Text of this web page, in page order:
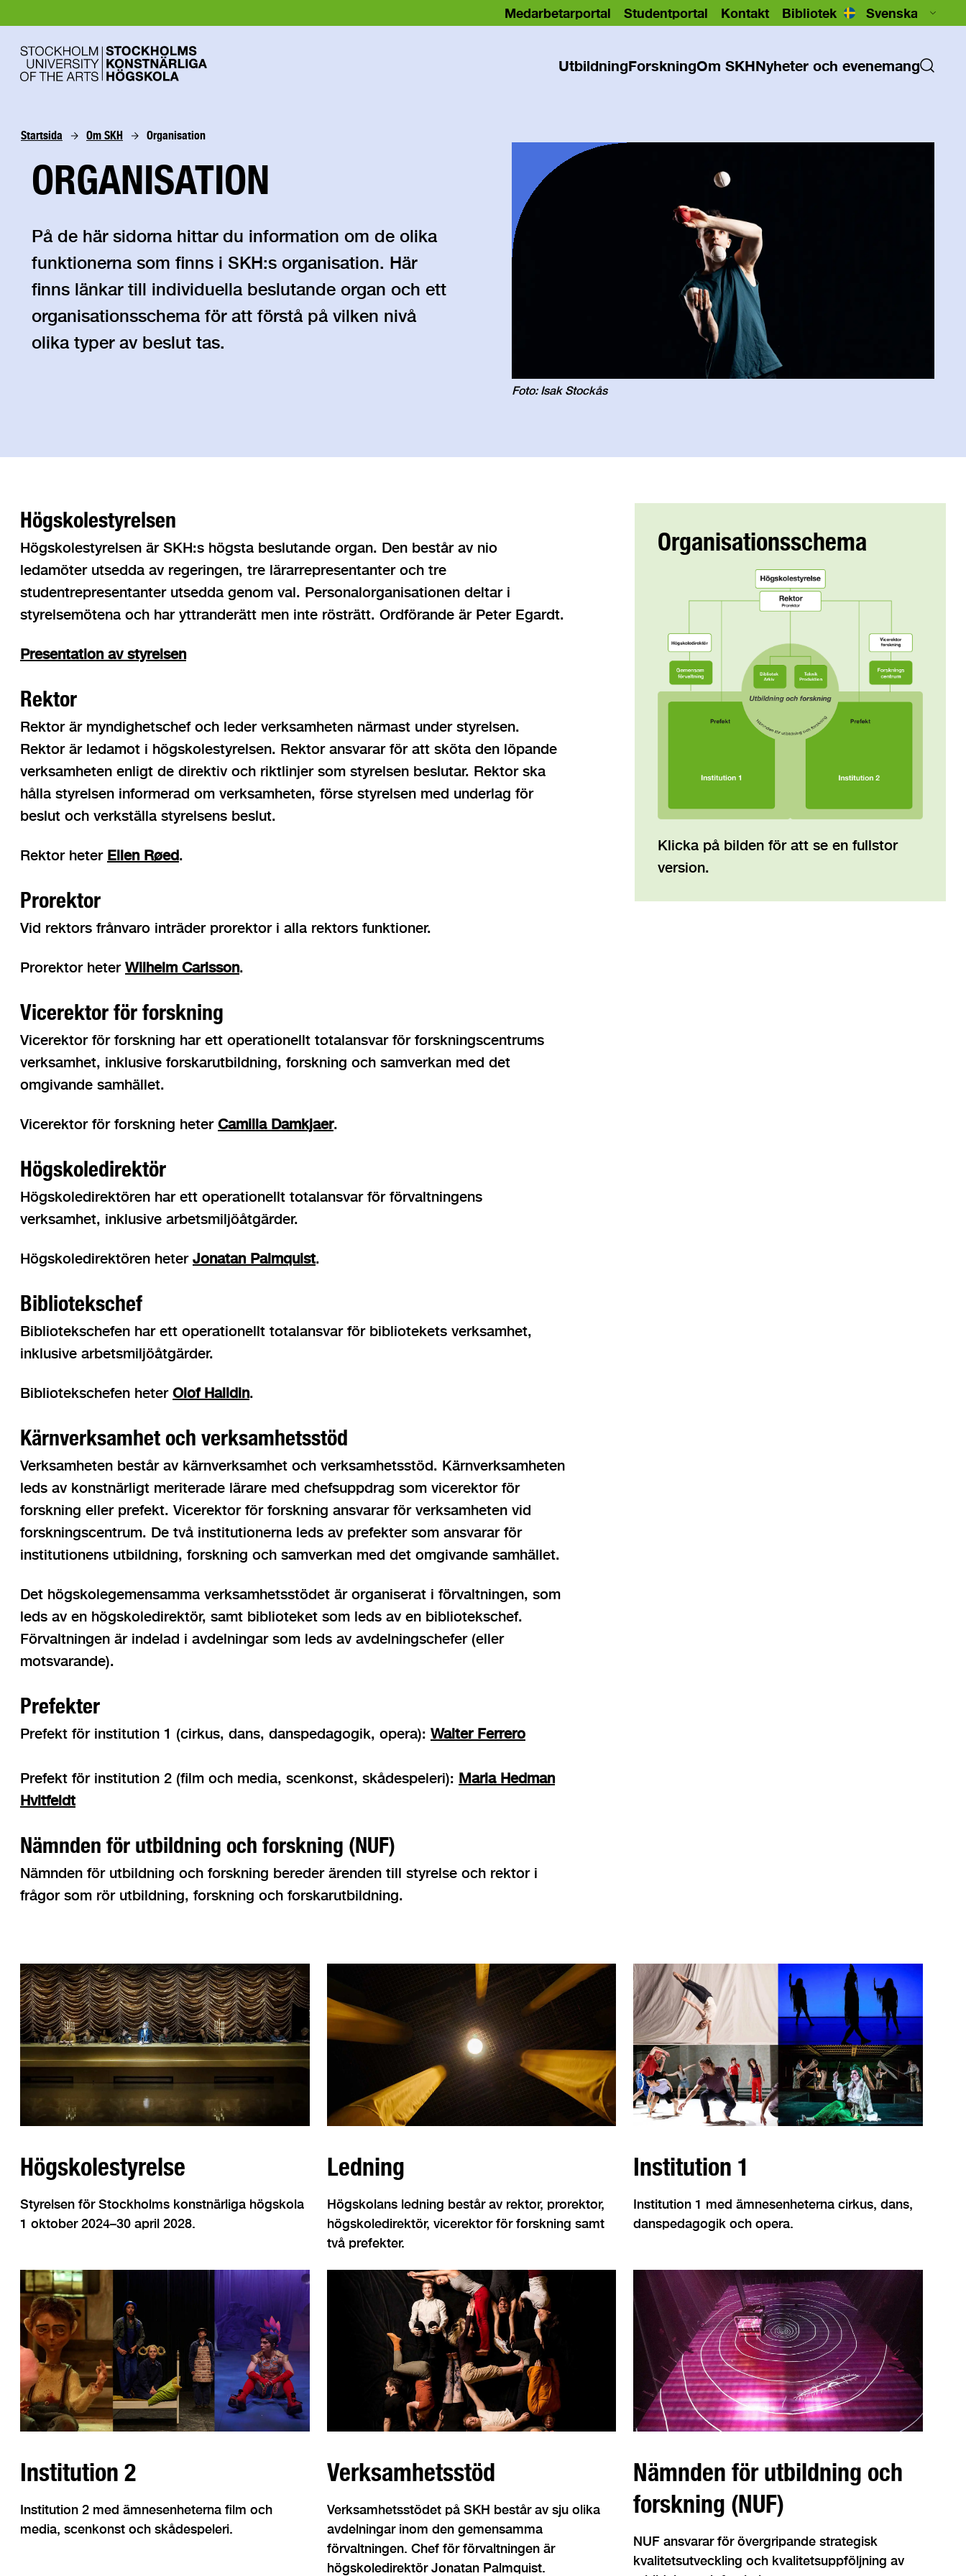
Medarbetarportal Studentportal Kontakt Bibliotek
UtbildningForskningOm SKHNyheter och evenemang
Startsida Om SKH Organisation
ORGANISATION
På de här sidorna hittar du information om de olika
funktionerna som finns i SKH:s organisation. Här
finns länkar till individuella beslutande organ och ett
organisationsschema för att förstå på vilken nivå
olika typer av beslut tas.
Foto: Isak Stockås
Högskolestyrelsen
Högskolestyrelsen är SKH:s högsta beslutande organ. Den består av nio
ledamöter utsedda av regeringen, tre lärarrepresentanter och tre
studentrepresentanter utsedda genom val. Personalorganisationen deltar i
styrelsemötena och har yttranderätt men inte rösträtt. Ordförande är Peter Egardt.
Presentation av styrelsen
Rektor
Rektor är myndighetschef och leder verksamheten närmast under styrelsen.
Rektor är ledamot i högskolestyrelsen. Rektor ansvarar för att sköta den löpande
verksamheten enligt de direktiv och riktlinjer som styrelsen beslutar. Rektor ska
hålla styrelsen informerad om verksamheten, förse styrelsen med underlag för
beslut och verkställa styrelsens beslut.
Rektor heter Ellen Røed.
Prorektor
Vid rektors frånvaro inträder prorektor i alla rektors funktioner.
Prorektor heter Wilhelm Carlsson.
Vicerektor för forskning
Vicerektor för forskning har ett operationellt totalansvar för forskningscentrums
verksamhet, inklusive forskarutbildning, forskning och samverkan med det
omgivande samhället.
Vicerektor för forskning heter Camilla Damkjaer.
Högskoledirektör
Högskoledirektören har ett operationellt totalansvar för förvaltningens
verksamhet, inklusive arbetsmiljöåtgärder.
Högskoledirektören heter Jonatan Palmquist.
Bibliotekschef
Bibliotekschefen har ett operationellt totalansvar för bibliotekets verksamhet,
inklusive arbetsmiljöåtgärder.
Bibliotekschefen heter Olof Halldin.
Kärnverksamhet och verksamhetsstöd
Verksamheten består av kärnverksamhet och verksamhetsstöd. Kärnverksamheten
leds av konstnärligt meriterade lärare med chefsuppdrag som vicerektor för
forskning eller prefekt. Vicerektor för forskning ansvarar för verksamheten vid
forskningscentrum. De två institutionerna leds av prefekter som ansvarar för
institutionens utbildning, forskning och samverkan med det omgivande samhället.
Det högskolegemensamma verksamhetsstödet är organiserat i förvaltningen, som
leds av en högskoledirektör, samt biblioteket som leds av en bibliotekschef.
Förvaltningen är indelad i avdelningar som leds av avdelningschefer (eller
motsvarande).
Prefekter
Prefekt för institution 1 (cirkus, dans, danspedagogik, opera): Walter Ferrero
Prefekt för institution 2 (film och media, scenkonst, skådespeleri): Maria Hedman
Hvitfeldt
Nämnden för utbildning och forskning (NUF)
Nämnden för utbildning och forskning bereder ärenden till styrelse och rektor i
frågor som rör utbildning, forskning och forskarutbildning.
Organisationsschema
Klicka på bilden för att se en fullstor
version.
Högskolestyrelse
Styrelsen för Stockholms konstnärliga högskola
1 oktober 2024–30 april 2028.
Ledning
Högskolans ledning består av rektor, prorektor,
högskoledirektör, vicerektor för forskning samt
två prefekter.
Institution 1
Institution 1 med ämnesenheterna cirkus, dans,
danspedagogik och opera.
Institution 2
Institution 2 med ämnesenheterna film och
media, scenkonst och skådespeleri.
Verksamhetsstöd
Verksamhetsstödet på SKH består av sju olika
avdelningar inom den gemensamma
förvaltningen. Chef för förvaltningen är
högskoledirektör Jonatan Palmquist.
Nämnden för utbildning och
forskning (NUF)
NUF ansvarar för övergripande strategisk
kvalitetsutveckling och kvalitetsuppföljning av